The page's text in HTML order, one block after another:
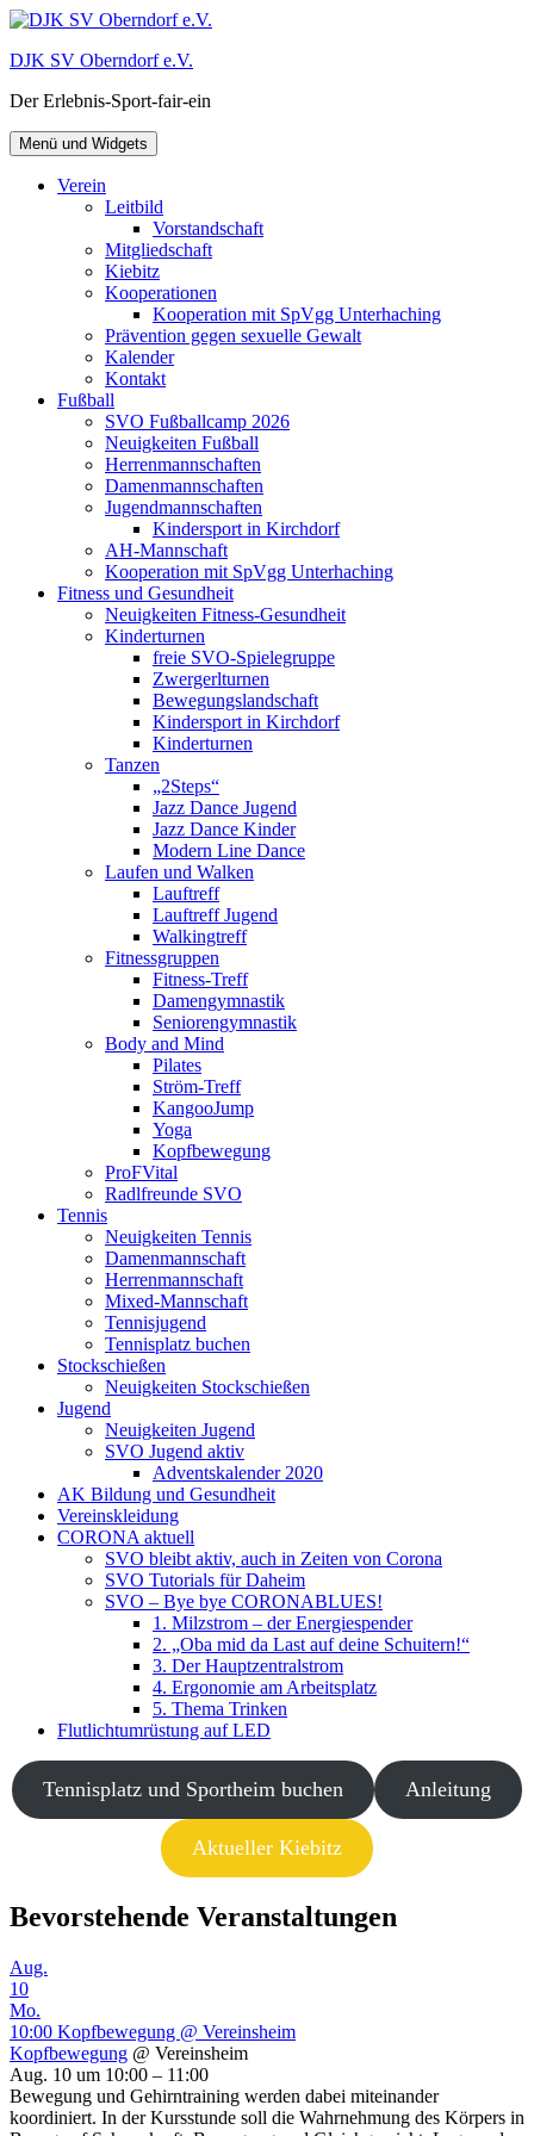
Zum
springen
DJK SV Oberndorf e.V.
Der Erlebnis-Sport-fair-ein
Menü und Widgets
Verein
Leitbild
Vorstandschaft
Mitgliedschaft
Kiebitz
Kooperationen
Kooperation mit SpVgg Unterhaching
Prävention gegen sexuelle Gewalt
Kalender
Kontakt
Fußball
SVO Fußballcamp 2026
Neuigkeiten Fußball
Herrenmannschaften
Damenmannschaften
Jugendmannschaften
Kindersport in Kirchdorf
AH-Mannschaft
Kooperation mit SpVgg Unterhaching
Fitness und Gesundheit
Neuigkeiten Fitness-Gesundheit
Kinderturnen
freie SVO-Spielegruppe
Zwergerlturnen
Bewegungslandschaft
Kindersport in Kirchdorf
Kinderturnen
Tanzen
„2Steps“
Jazz Dance Jugend
Jazz Dance Kinder
Modern Line Dance
Laufen und Walken
Lauftreff
Lauftreff Jugend
Walkingtreff
Fitnessgruppen
Fitness-Treff
Damengymnastik
Seniorengymnastik
Body and Mind
Pilates
Ström-Treff
KangooJump
Yoga
Kopfbewegung
ProFVital
Radlfreunde SVO
Tennis
Neuigkeiten Tennis
Damenmannschaft
Herrenmannschaft
Mixed-Mannschaft
Tennisjugend
Tennisplatz buchen
Stockschießen
Neuigkeiten Stockschießen
Jugend
Neuigkeiten Jugend
SVO Jugend aktiv
Adventskalender 2020
AK Bildung und Gesundheit
Vereinskleidung
CORONA aktuell
SVO bleibt aktiv, auch in Zeiten von Corona
SVO Tutorials für Daheim
SVO – Bye bye CORONABLUES!
1. Milzstrom – der Energiespender
2. „Oba mid da Last auf deine Schuitern!“
3. Der Hauptzentralstrom
4. Ergonomie am Arbeitsplatz
5. Thema Trinken
Flutlichtumrüstung auf LED
Tennisplatz und Sportheim buchen Anleitung
Aktueller Kiebitz
Bevorstehende Veranstaltungen
Aug.
10
Mo.
10:00 Kopfbewegung @ Vereinsheim
Kopfbewegung @ Vereinsheim
Aug. 10 um 10:00 – 11:00
Bewegung und Gehirntraining werden dabei miteinander
koordiniert. In der Kursstunde soll die Wahrnehmung des Körpers in